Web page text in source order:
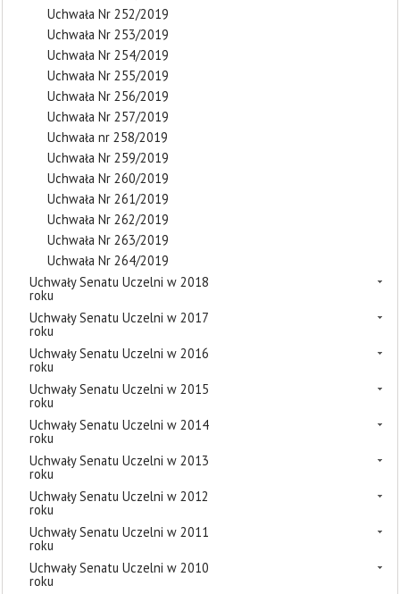
Uchwała Nr 252/2019
Uchwała Nr 253/2019
Uchwała Nr 254/2019
Uchwała Nr 255/2019
Uchwała Nr 256/2019
Uchwała Nr 257/2019
Uchwała nr 258/2019
Uchwała Nr 259/2019
Uchwała Nr 260/2019
Uchwała Nr 261/2019
Uchwała Nr 262/2019
Uchwała Nr 263/2019
Uchwała Nr 264/2019
Uchwały Senatu Uczelni w 2018
roku
Uchwały Senatu Uczelni w 2017
roku
Uchwały Senatu Uczelni w 2016
roku
Uchwały Senatu Uczelni w 2015
roku
Uchwały Senatu Uczelni w 2014
roku
Uchwały Senatu Uczelni w 2013
roku
Uchwały Senatu Uczelni w 2012
roku
Uchwały Senatu Uczelni w 2011
roku
Uchwały Senatu Uczelni w 2010
roku